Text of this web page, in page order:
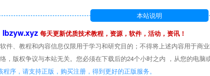
本站说明
lbzyw.xyz 每天更新优质技术教程，资源，软件，活动，资讯！
件、教程和内容信息仅限用于学习和研究目的；不得将上述内容用于商
，版权争议与本站无关。您必须在下载后的24个小时之内 ，从您的电脑
程序，请支持正版，购买注册，得到更好的正版服务。